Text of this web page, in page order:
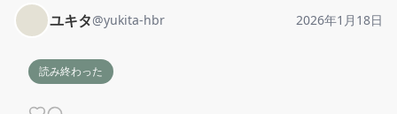
ユキタ@yukita-hbr 2026年1月18日
読み終わった